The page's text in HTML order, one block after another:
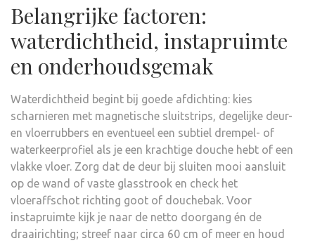
Belangrijke factoren:
waterdichtheid, instapruimte
en onderhoudsgemak
Waterdichtheid begint bij goede afdichting: kies
scharnieren met magnetische sluitstrips, degelijke deur-
en vloerrubbers en eventueel een subtiel drempel- of
waterkeerprofiel als je een krachtige douche hebt of een
vlakke vloer. Zorg dat de deur bij sluiten mooi aansluit
op de wand of vaste glasstrook en check het
vloeraffschot richting goot of douchebak. Voor
instapruimte kijk je naar de netto doorgang én de
draairichting; streef naar circa 60 cm of meer en houd